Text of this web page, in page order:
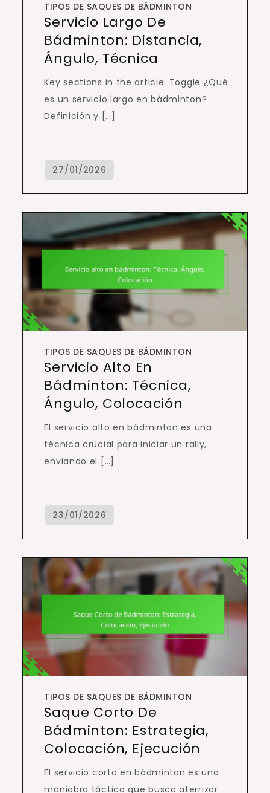
TIPOS DE SAQUES DE BÁDMINTON
Servicio Largo De
Bádminton: Distancia,
Ángulo, Técnica
Key sections in the article: Toggle ¿Qué
es un servicio largo en bádminton?
Definición y […]
TIPOS DE SAQUES DE BÁDMINTON
Servicio Alto En
Bádminton: Técnica,
Ángulo, Colocación
El servicio alto en bádminton es una
técnica crucial para iniciar un rally,
enviando el […]
TIPOS DE SAQUES DE BÁDMINTON
Saque Corto De
Bádminton: Estrategia,
Colocación, Ejecución
El servicio corto en bádminton es una
maniobra táctica que busca aterrizar